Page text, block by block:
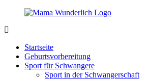
Zurück
Inhalt
sein
wunderbar!
Startseite
Geburtsvorbereitung
Sport für Schwangere
Sport in der Schwangerschaft